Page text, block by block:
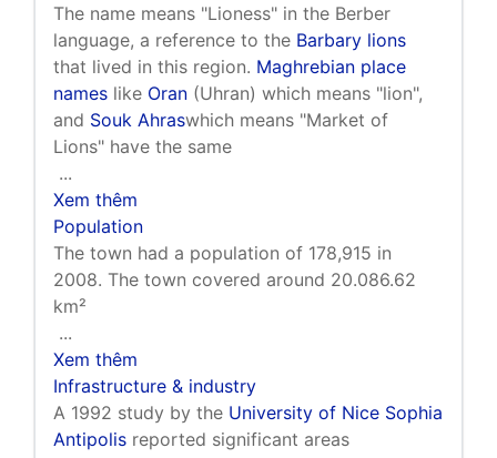
The name means "Lioness" in the Berber
language, a reference to the Barbary lions
that lived in this region. Maghrebian place
names like Oran (Uhran) which means "lion",
and Souk Ahraswhich means "Market of
Lions" have the same
...
Xem thêm
Population
The town had a population of 178,915 in
2008. The town covered around 20.086.62
km²
...
Xem thêm
Infrastructure & industry
A 1992 study by the University of Nice Sophia
Antipolis reported significant areas